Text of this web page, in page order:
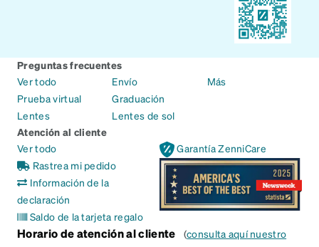
Preguntas frecuentes
Ver todo
Prueba virtual
Lentes
Envío
Graduación
Lentes de sol
Más
Atención al cliente
Ver todo
Rastrea mi pedido
Información de la
declaración
Saldo de la tarjeta regalo
Garantía ZenniCare
Horario de atención al cliente (consulta aquí nuestro